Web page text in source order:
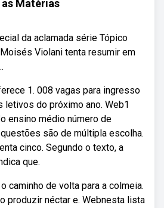
as Matérias
da aclamada série Tópico
Violani tenta resumir em
1. 008 vagas para ingresso
letivos do próximo ano. Web1
ensino médio número de
são de múltipla escolha.
cinco. Segundo o texto, a
que.
caminho de volta para a colmeia.
produzir néctar e. Webnesta lista